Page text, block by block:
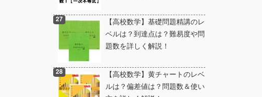
【高校数学】基礎問題精講のレ
ベルは？到達点は？難易度や問
題数を詳しく解説！
【高校数学】黄チャートのレベ
ルは？偏差値は？問題数＆使い